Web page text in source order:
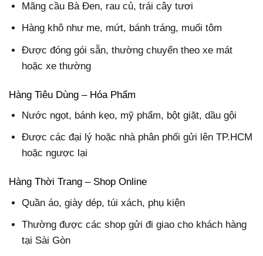
Mãng cầu Bà Đen, rau củ, trái cây tươi
Hàng khô như me, mứt, bánh tráng, muối tôm
Được đóng gói sẵn, thường chuyển theo xe mát
hoặc xe thường
Hàng Tiêu Dùng – Hóa Phẩm
Nước ngọt, bánh kẹo, mỹ phẩm, bột giặt, dầu gội
Được các đại lý hoặc nhà phân phối gửi lên TP.HCM
hoặc ngược lại
Hàng Thời Trang – Shop Online
Quần áo, giày dép, túi xách, phụ kiện
Thường được các shop gửi đi giao cho khách hàng
tại Sài Gòn